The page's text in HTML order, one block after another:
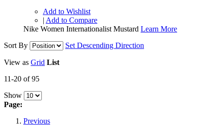
Add to Wishlist
| Add to Compare
Nike Women Internationalist Mustard Learn More
Sort By
Set Descending Direction
View as Grid List
11-20 of 95
Show
Page:
Previous